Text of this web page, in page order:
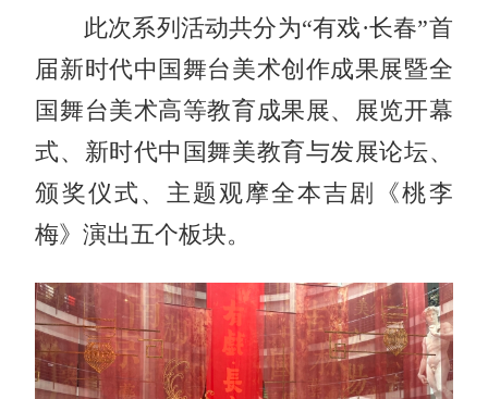
此次系列活动共分为“有戏·长春”首
届新时代中国舞台美术创作成果展暨全
国舞台美术高等教育成果展、展览开幕
式、新时代中国舞美教育与发展论坛、
颁奖仪式、主题观摩全本吉剧《桃李
梅》演出五个板块。